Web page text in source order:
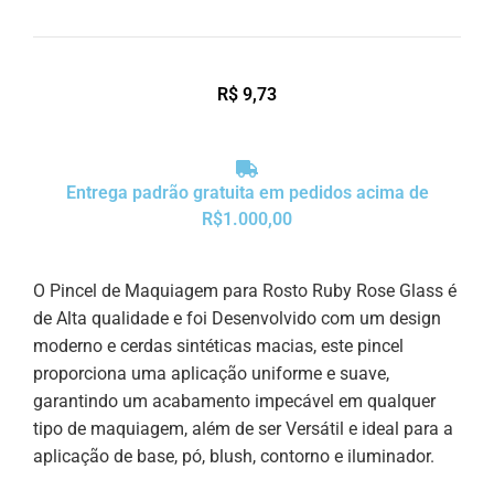
R$ 9,73
Entrega padrão gratuita em pedidos acima de
R$1.000,00
O Pincel de Maquiagem para Rosto Ruby Rose Glass é
de Alta qualidade e foi Desenvolvido com um design
moderno e cerdas sintéticas macias, este pincel
proporciona uma aplicação uniforme e suave,
garantindo um acabamento impecável em qualquer
tipo de maquiagem, além de ser Versátil e ideal para a
aplicação de base, pó, blush, contorno e iluminador.